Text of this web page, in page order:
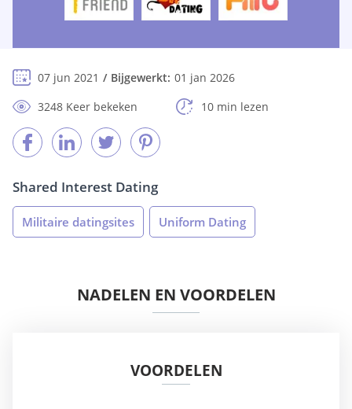
07 jun 2021 Bijgewerkt: 01 jan 2026
3248 Keer bekeken
10 min lezen
Shared Interest Dating
Militaire datingsites Uniform Dating
NADELEN EN VOORDELEN
VOORDELEN